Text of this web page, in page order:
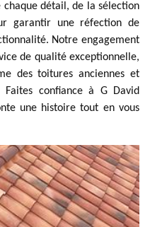
détail, de la sélection
garantir une réfection de
Notre engagement
de qualité exceptionnelle,
des toitures anciennes et
Faites confiance à G David
une histoire tout en vous